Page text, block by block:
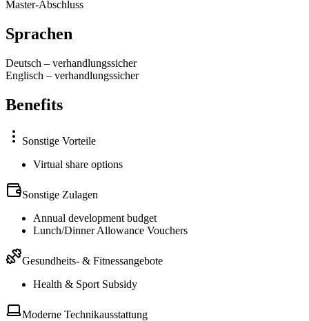
Master-Abschluss
Sprachen
Deutsch – verhandlungssicher
Englisch – verhandlungssicher
Benefits
Sonstige Vorteile
Virtual share options
Sonstige Zulagen
Annual development budget
Lunch/Dinner Allowance Vouchers
Gesundheits- & Fitnessangebote
Health & Sport Subsidy
Moderne Technikausstattung